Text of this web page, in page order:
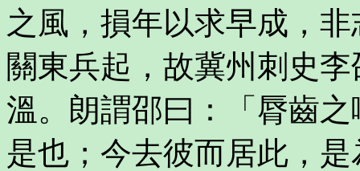
之風，損年以求早成，
關東兵起，故冀州刺史
溫。朗謂邵曰：「脣齒
是也；今去彼而居此，